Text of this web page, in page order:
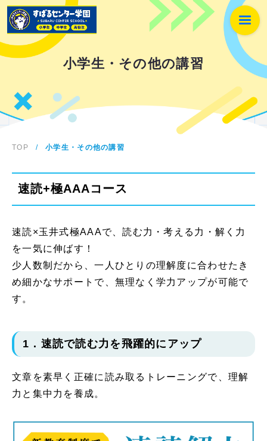
小学生・その他の講習
TOP / 小学生・その他の講習
速読+極AAAコース
速読×玉井式極AAAで、読む力・考える力・解く力
を一気に伸ばす！
少人数制だから、一人ひとりの理解度に合わせたき
め細かなサポートで、無理なく学力アップが可能で
す。
1．速読で読む力を飛躍的にアップ
文章を素早く正確に読み取るトレーニングで、理解
力と集中力を養成。